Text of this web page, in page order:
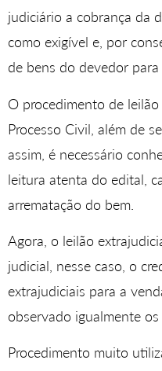
judiciário a cobrança da
como exigível e, por
de bens do devedor para
O procedimento de
Processo Civil, além de
assim, é necessário
leitura atenta do edital,
arrematação do bem.
Agora, o leilão
judicial, nesse caso, o
extrajudiciais para a
observado igualmente os
Procedimento muito